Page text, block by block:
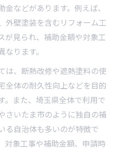
などがあります。例えば、
外壁塗装を含むリフォーム工
が見られ、補助金額や対象工
ります。
は、断熱改修や遮熱塗料の使
全体の耐久性向上などを目的
。また、埼玉県全体で利用で
さいたま市のように独自の補
る自治体も多いのが特徴で
対象工事や補助金額、申請時